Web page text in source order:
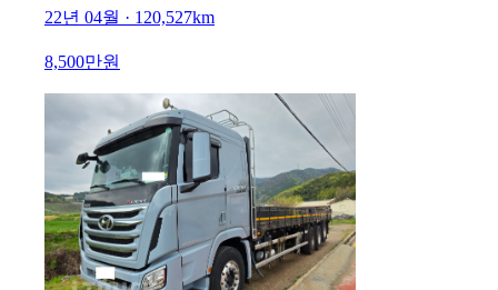
22년 04월 · 120,527km
8,500만원